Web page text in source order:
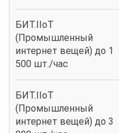
БИТ.IIoT
(Промышленный
интернет вещей) до 1
500 шт./час
БИТ.IIoT
(Промышленный
интернет вещей) до 3